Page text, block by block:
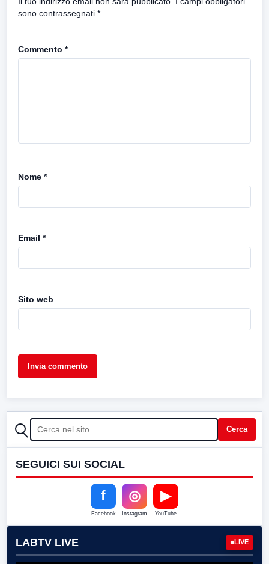
sono contrassegnati *
Commento *
Nome *
Email *
Sito web
CERCA Cerca
SEGUICI SUI SOCIAL
f
Facebook
◎
Instagram
▶
YouTube
LABTV LIVE LIVE